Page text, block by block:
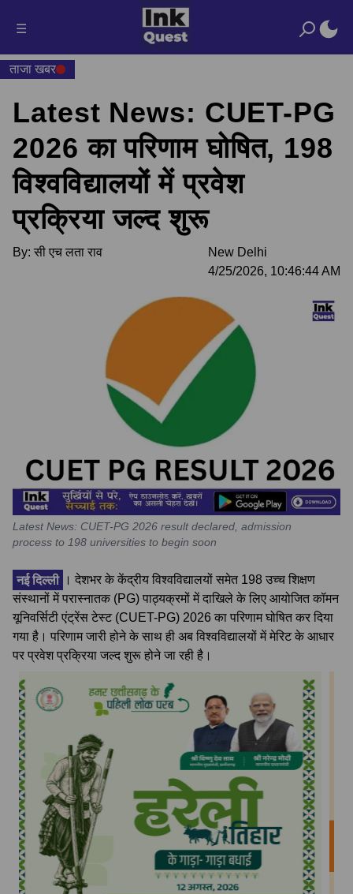
☰
ताजा खबर
Latest News: CUET-PG
2026 का परिणाम घोषित, 198
विश्वविद्यालयों में प्रवेश
प्रक्रिया जल्द शुरू
By: सी एच लता राव
New Delhi
4/25/2026, 10:46:44 AM
Latest News: CUET-PG 2026 result declared, admission
process to 198 universities to begin soon
नई दिल्ली
। देशभर के केंद्रीय विश्वविद्यालयों समेत 198 उच्च शिक्षण
संस्थानों में परास्नातक (PG) पाठ्यक्रमों में दाखिले के लिए आयोजित कॉमन
यूनिवर्सिटी एंट्रेंस टेस्ट (CUET-PG) 2026 का परिणाम घोषित कर दिया
गया है। परिणाम जारी होने के साथ ही अब विश्वविद्यालयों में मेरिट के आधार
पर प्रवेश प्रक्रिया जल्द शुरू होने जा रही है।